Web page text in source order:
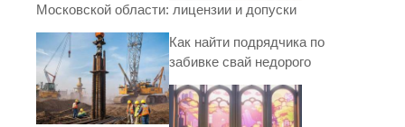
Московской области: лицензии и допуски
Как найти подрядчика по
забивке свай недорого